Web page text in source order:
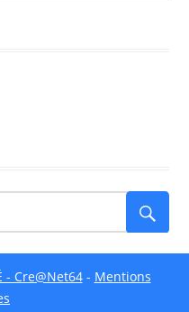
- Cre@Net64- Mentions